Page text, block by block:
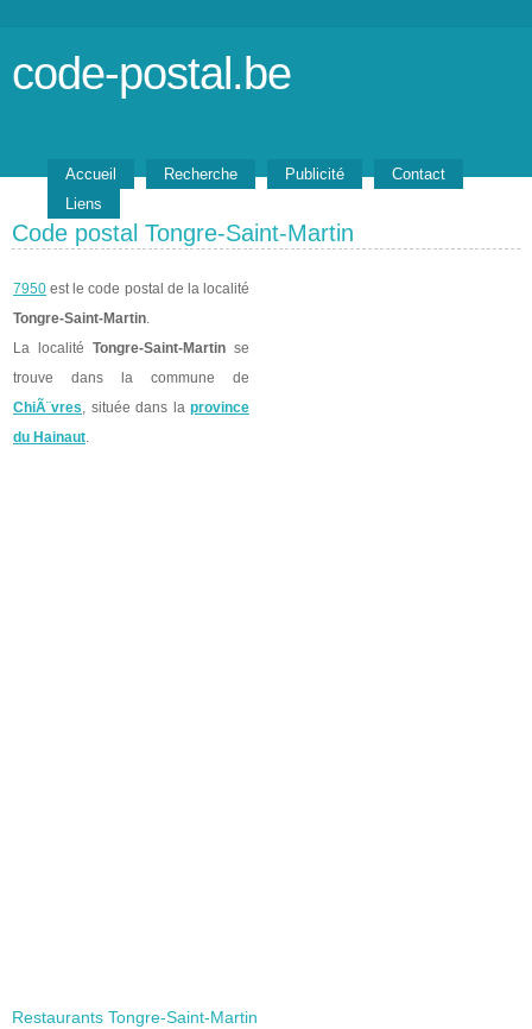
code-postal.be
Accueil Recherche Publicité
Contact
Liens
Code postal Tongre-Saint-Martin
7950 est le code postal de la localité
Tongre-Saint-Martin.
La localité Tongre-Saint-Martin se
trouve dans la commune de
ChiÃ¨vres, située dans la province
du Hainaut.
Restaurants Tongre-Saint-Martin